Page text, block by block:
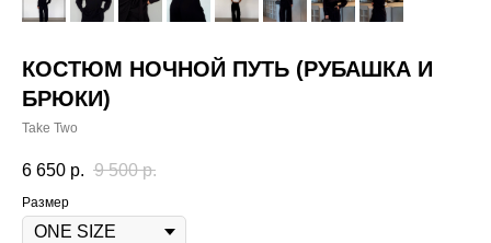
КОСТЮМ НОЧНОЙ ПУТЬ (РУБАШКА И
БРЮКИ)
Take Two
6 650 р. 9 500 р.
Размер